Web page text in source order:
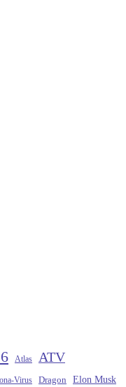
Atlas ATV
Virus Dragon Elon Musk